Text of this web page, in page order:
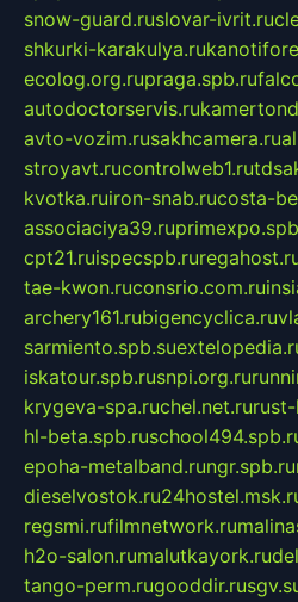
snow-guard.ruslovar-ivrit.ru
shkurki-karakulya.ru
ecolog.org.rupraga.spb.ru
autodoctorservis.ru
avto-vozim.rusakhcamera.ru
stroyavt.rucontrolweb1.ru
kvotka.ruiron-snab.rucosta-
associaciya39.ru
cpt21.ruispecspb.ru
tae-kwon.ruconsrio.com.ru
archery161.rubigencyclica.ru
sarmiento.spb.su
iskatour.spb.rusnpi.org.ru
krygeva-spa.ruchel.net.ru
hl-beta.spb.ru
epoha-metalband.rungr.spb.ru
dieselvostok.ru
regsmi.rufilmnetwork.ru
h2o-salon.rumalutkayork.ru
tango-perm.rugooddir.ru